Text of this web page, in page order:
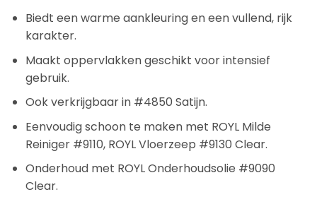
Biedt een warme aankleuring en een vullend, rijk
karakter.
Maakt oppervlakken geschikt voor intensief
gebruik.
Ook verkrijgbaar in #4850 Satijn.
Eenvoudig schoon te maken met ROYL Milde
Reiniger #9110, ROYL Vloerzeep #9130 Clear.
Onderhoud met ROYL Onderhoudsolie #9090
Clear.